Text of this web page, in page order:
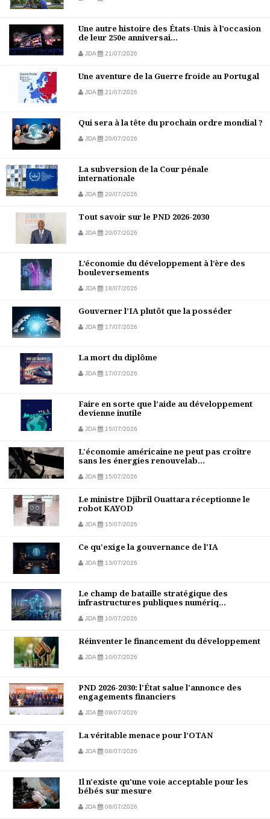
Une autre histoire des États-Unis à l’occasion
de leur 250e anniversai...
JDA 21/07/2026
Une aventure de la Guerre froide au Portugal
JDA 21/07/2026
Qui sera à la tête du prochain ordre mondial ?
JDA 20/07/2026
La subversion de la Cour pénale
internationale
JDA 20/07/2026
Tout savoir sur le PND 2026-2030
JDA 20/07/2026
L’économie du développement à l’ère des
bouleversements
JDA 18/07/2026
Gouverner l’IA plutôt que la posséder
JDA 17/07/2026
La mort du diplôme
JDA 17/07/2026
Faire en sorte que l’aide au développement
devienne inutile
JDA 15/07/2026
L'économie américaine ne peut pas croître
sans les énergies renouvelab...
JDA 15/07/2026
Le ministre Djibril Ouattara réceptionne le
robot KAYOD
JDA 15/07/2026
Ce qu'exige la gouvernance de l'IA
JDA 13/07/2026
Le champ de bataille stratégique des
infrastructures publiques numériq...
JDA 10/07/2026
Réinventer le financement du développement
JDA 10/07/2026
PND 2026-2030: l'État salue l'annonce des
engagements financiers
JDA 09/07/2026
La véritable menace pour l’OTAN
JDA 08/07/2026
Il n'existe qu'une voie acceptable pour les
bébés sur mesure
JDA 08/07/2026